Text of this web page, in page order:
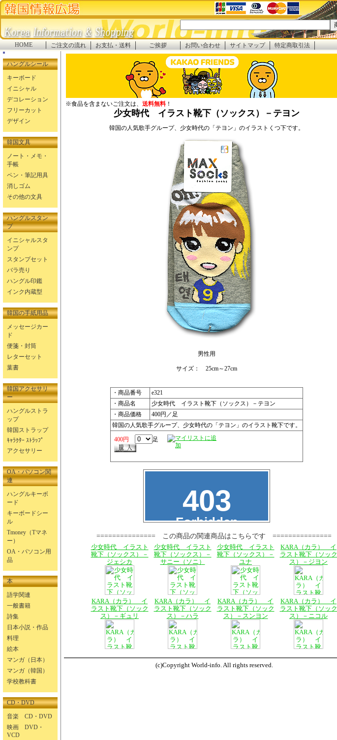
HOME ご注文の流れ お支払・送料 ご挨拶 お問い合わせ サイトマップ 特定商取引法
ハングルシール
キーボード
イニシャル
デコレーション
フリーカット
デザイン
韓国文具
ノート・メモ・
手帳
ペン・筆記用具
消しゴム
その他の文具
ハングルスタン
プ
イニシャルスタ
ンプ
スタンプセット
バラ売り
ハングル印鑑
インク内蔵型
韓国の手紙用品
メッセージカー
ド
便箋・封筒
レターセット
葉書
韓国アクセサリ
ー
ハングルストラ
ップ
韓国ストラップ
ｷｬﾗｸﾀｰ ｽﾄﾗｯﾌﾟ
アクセサリー
OA・パソコン関
連
ハングルキーボ
ード
キーボードシー
ル
Tmoney（Tマネ
ー）
OA・パソコン用
品
本
語学関連
一般書籍
詩集
日本小説・作品
料理
絵本
マンガ（日本）
マンガ（韓国）
学校教科書
CD・DVD
音楽 CD・DVD
映画 DVD・
VCD
※食品を含まないご注文は、 送料無料 ！
少女時代 イラスト靴下（ソックス）－テヨン
韓国の人気歌手グループ、少女時代の「テヨン」のイラストくつ下です。
男性用
サイズ： 25cm～27cm
・商品番号
e321
・商品名
少女時代 イラスト靴下（ソックス）－テヨン
・商品価格
400円／足
韓国の人気歌手グループ、少女時代の「テヨン」のイラスト靴下です。
400円 足
=============== この商品の関連商品はこちらです ===============
少女時代 イラスト
靴下（ソックス）－
ジェシカ
少女時代 イラスト
靴下（ソックス）－
サニー（ソニ）
少女時代 イラスト
靴下（ソックス）－
ユナ
KARA（カラ） イ
ラスト靴下（ソック
ス）－ジヨン
KARA（カラ） イ
ラスト靴下（ソック
ス）－ギュリ
KARA（カラ） イ
ラスト靴下（ソック
ス）－ハラ
KARA（カラ） イ
ラスト靴下（ソック
ス）－スンヨン
KARA（カラ） イ
ラスト靴下（ソック
ス）－ニコル
(c)Copyright World-info. All rights reserved.